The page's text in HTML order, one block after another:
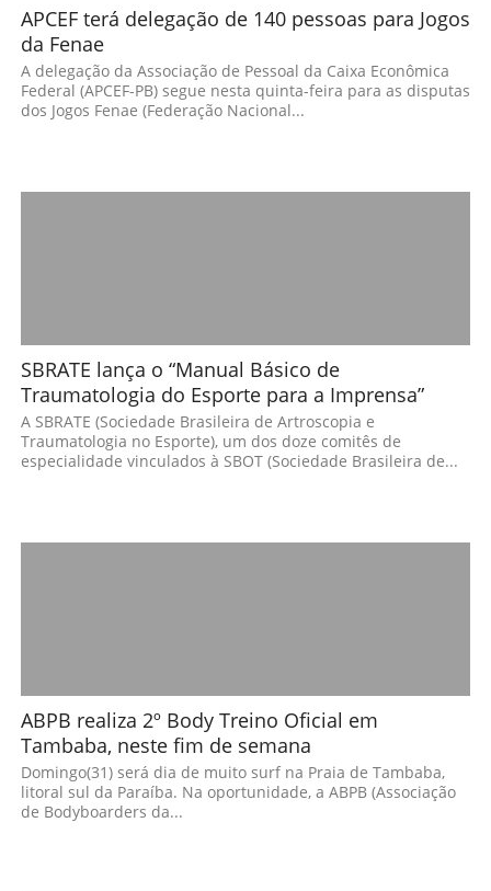
APCEF terá delegação de 140 pessoas para Jogos
da Fenae
A delegação da Associação de Pessoal da Caixa Econômica
Federal (APCEF-PB) segue nesta quinta-feira para as disputas
dos Jogos Fenae (Federação Nacional...
SBRATE lança o “Manual Básico de
Traumatologia do Esporte para a Imprensa”
A SBRATE (Sociedade Brasileira de Artroscopia e
Traumatologia no Esporte), um dos doze comitês de
especialidade vinculados à SBOT (Sociedade Brasileira de...
ABPB realiza 2º Body Treino Oficial em
Tambaba, neste fim de semana
Domingo(31) será dia de muito surf na Praia de Tambaba,
litoral sul da Paraíba. Na oportunidade, a ABPB (Associação
de Bodyboarders da...